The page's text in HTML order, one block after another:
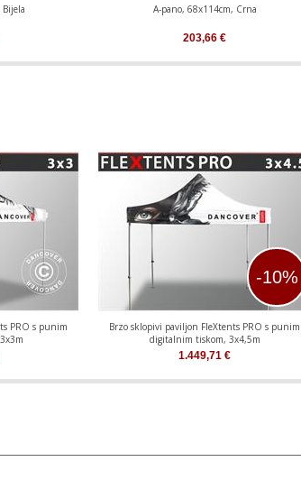
A-pano, 68x114cm, Crna
203,66 €
PRO s punim
-10%
Brzo sklopivi paviljon FleXtents PRO s punim
digitalnim tiskom, 3x4,5m
1.449,71 €